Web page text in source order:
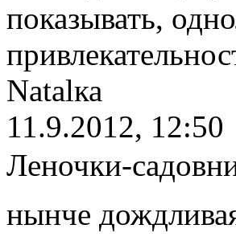
показывать,
Natalка
11.9.2012, 12:50
Леночки-
нынче